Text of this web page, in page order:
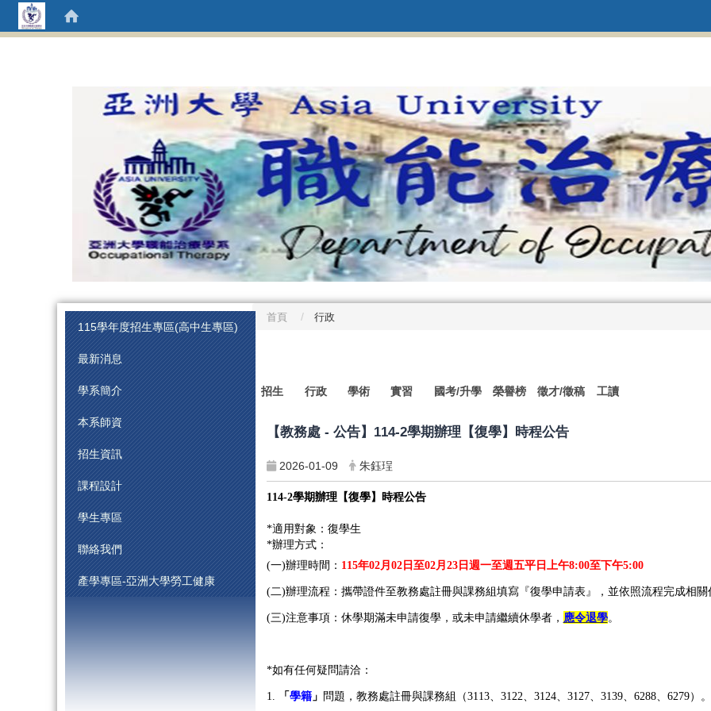
115學年度招生專區(高中生專區)
最新消息
學系簡介
本系師資
招生資訊
課程設計
學生專區
聯絡我們
產學專區-亞洲大學勞工健康
首頁 行政
:::
招生 行政 學術 實習 國考/升學 榮譽榜 徵才/徵稿 工讀
【教務處 - 公告】114-2學期辦理【復學】時程公告
2026-01-09 朱鈺珵
114-2學期辦理【復學】時程公告
*適用對象：復學生
*辦理方式：
(一)辦理時間： 115年02月02日至02月23日週一至週五平日上午8:00至下午5:00
(二)辦理流程：攜帶證件至教務處註冊與課務組填寫『復學申請表』，並依照流程完成相關
(三)注意事項：休學期滿未申請復學，或未申請繼續休學者， 應令退學。
*如有任何疑問請洽：
1. 「學籍」 問題，教務處註冊與課務組（3113、3122、3124、3127、3139、6288、6279）。